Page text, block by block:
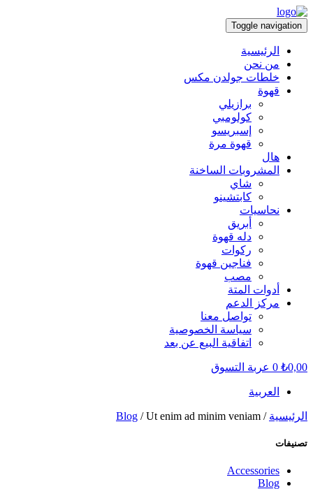
Toggle navigation
الرئيسية
من نحن
خلطات جولدن مكس
قهوة
برازيلي
كولومبي
إسبريسو
قهوة مرة
هال
المشروبات الساخنة
شاي
كابتشينو
نحاسيات
أبريق
‏دله قهوة
ركوات
فناجين قهوة
مصب
أدوات المتة
مركز الدعم
تواصل معنا
سياسة الخصوصية
اتفاقية البيع عن بعد
₺0,00
0 عربة التسوق
العربية
الرئيسية /
Blog / Ut enim ad minim veniam
تصنيفات
Accessories
Blog